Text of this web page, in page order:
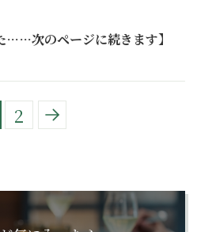
……次のページに続きます】
2